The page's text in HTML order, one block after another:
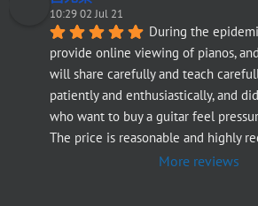
10:29 02 Jul 21
During the
provide online viewing of pianos,
will share carefully and teach
patiently and enthusiastically, and
who want to buy a guitar feel
The price is reasonable and highly
More reviews